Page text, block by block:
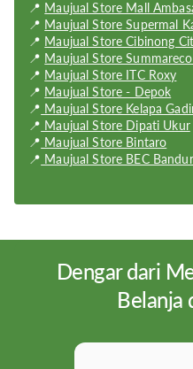
Display Size:6.7 inches
Display Type:Foldable Dynamic
Weight:183 g
Dimension:Unfolded: 167.3 x
x 17.3 mm
📍 Maujual Store Mall
📍 Maujual Store Supermal
📍 Maujual Store Cibinong
📍 Maujual Store
📍 Maujual Store ITC Roxy
📍 Maujual Store - Depok
📍 Maujual Store Kelapa
📍 Maujual Store Dipati Ukur
📍 Maujual Store Bintaro
📍 Maujual Store BEC
Dengar dari
Belanja